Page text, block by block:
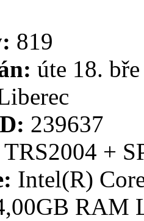
819
úte 18.
239637
TRS2004 +
Intel(R)
RAM